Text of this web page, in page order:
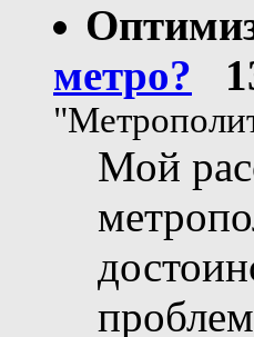
метро?
Мой